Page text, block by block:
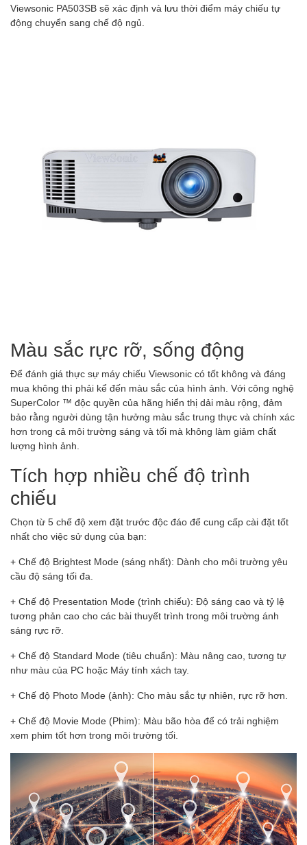
Viewsonic PA503SB sẽ xác định và lưu thời điểm máy chiếu tự
động chuyển sang chế độ ngủ.
Màu sắc rực rỡ, sống động
Để đánh giá thực sự máy chiếu Viewsonic có tốt không và đáng
mua không thì phải kể đến màu sắc của hình ảnh. Với công nghệ
SuperColor ™ độc quyền của hãng hiển thị dải màu rộng, đảm
bảo rằng người dùng tận hưởng màu sắc trung thực và chính xác
hơn trong cả môi trường sáng và tối mà không làm giảm chất
lượng hình ảnh.
Tích hợp nhiều chế độ trình
chiếu
Chọn từ 5 chế độ xem đặt trước độc đáo để cung cấp cài đặt tốt
nhất cho việc sử dụng của bạn:
+ Chế độ Brightest Mode (sáng nhất): Dành cho môi trường yêu
cầu độ sáng tối đa.
+ Chế độ Presentation Mode (trình chiếu): Độ sáng cao và tỷ lệ
tương phản cao cho các bài thuyết trình trong môi trường ánh
sáng rực rỡ.
+ Chế độ Standard Mode (tiêu chuẩn): Màu nâng cao, tương tự
như màu của PC hoặc Máy tính xách tay.
+ Chế độ Photo Mode (ảnh): Cho màu sắc tự nhiên, rực rỡ hơn.
+ Chế độ Movie Mode (Phim): Màu bão hòa để có trải nghiệm
xem phim tốt hơn trong môi trường tối.